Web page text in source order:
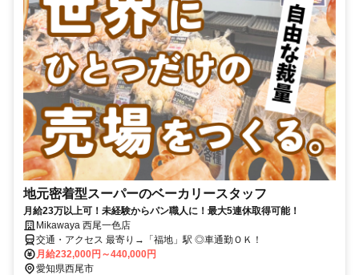
地元密着型スーパーのベーカリースタッフ
月給23万以上可！未経験からパン職人に！最大5連休取得可能！
Mikawaya 西尾一色店
交通・アクセス 最寄り→「福地」駅 ◎車通勤ＯＫ！
月給232,000円～440,000円
愛知県西尾市